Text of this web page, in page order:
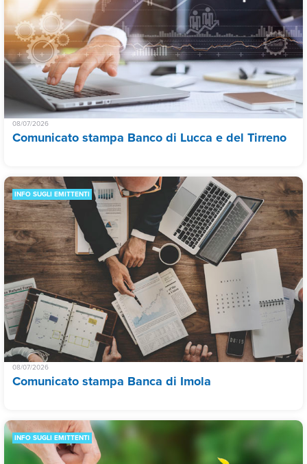
08/07/2026
Comunicato stampa Banco di Lucca e del Tirreno
INFO SUGLI EMITTENTI
08/07/2026
Comunicato stampa Banca di Imola
INFO SUGLI EMITTENTI